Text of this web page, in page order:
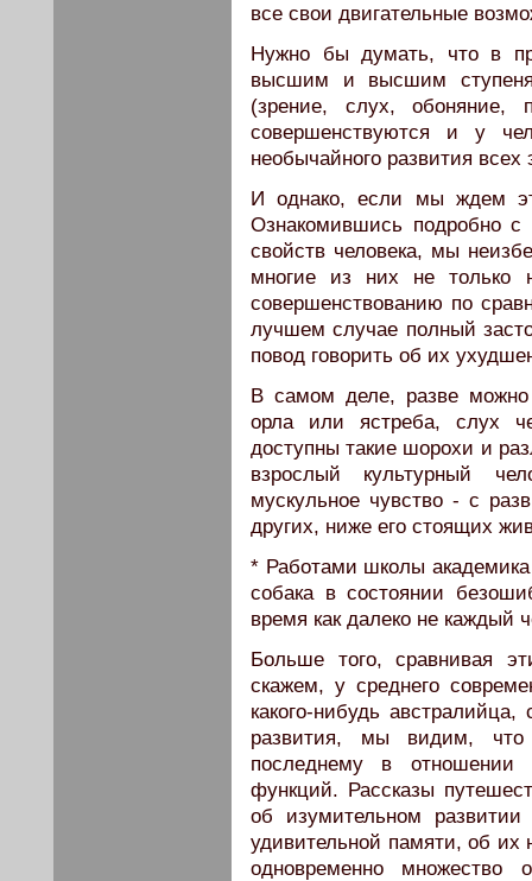
все свои двигательные
Нужно бы думать, что в
высшим и высшим
(зрение, слух,
совершенствуются и у
необычайного развития
И однако, если мы ждем
Ознакомившись подробно с
свойств человека, мы
многие из них не только
совершенствованию по
лучшем случае полный
повод говорить об их
В самом деле, разве можно
орла или ястреба, слух
доступны такие шорохи и
взрослый культурный
мускульное чувство - с
других, ниже его стоящих
* Работами школы
собака в состоянии
время как далеко не каждый
Больше того, сравнивая
скажем, у среднего
какого-нибудь
развития, мы видим, что
последнему в отношении
функций. Рассказы
об изумительном
удивительной памяти, об их
одновременно множество